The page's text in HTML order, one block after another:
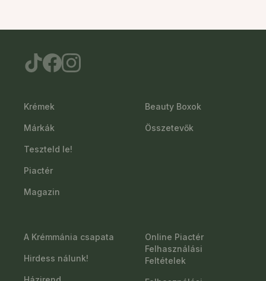
Krémek
Márkák
Teszteld le!
Piactér
Magazin
Beauty Boxok
Összetevők
A Krémmánia csapata
Hirdess nálunk!
Online Piactér
Felhasználási
Feltételek